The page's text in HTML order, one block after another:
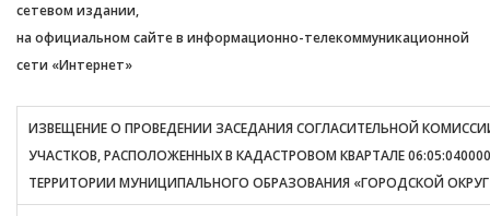
сетевом издании,
на официальном сайте в информационно-телекоммуникационной
сети «Интернет»
ИЗВЕЩЕНИЕ О ПРОВЕДЕНИИ ЗАСЕДАНИЯ СОГЛАСИТЕЛЬНОЙ
УЧАСТКОВ, РАСПОЛОЖЕННЫХ В КАДАСТРОВОМ КВАРТАЛЕ
ТЕРРИТОРИИ МУНИЦИПАЛЬНОГО ОБРАЗОВАНИЯ «ГОРОДСКОЙ